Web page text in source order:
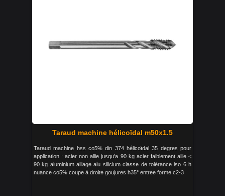
Taraud machine hélicoïdal m50x1.5
Taraud machine hss co5% din 374 hélicoïdal 35 degres pour
application : acier non allie jusqu'a 90 kg acier faiblement allie <
90 kg aluminium alliage alu silicium classe de tolérance iso 6 h
nuance co5% coupe à droite goujures h35° entree forme c2-3